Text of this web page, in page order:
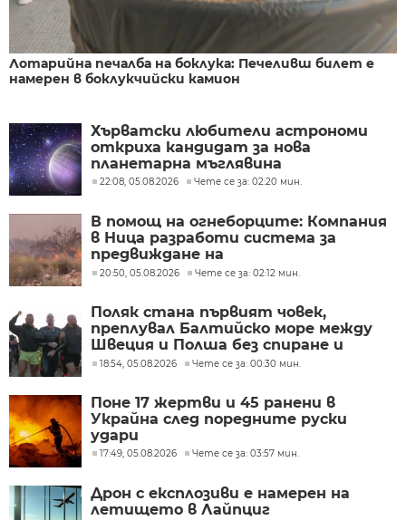
Лотарийна печалба на боклука: Печеливш билет е
намерен в боклукчийски камион
Хърватски любители астрономи
откриха кандидат за нова
планетарна мъглявина
22:08, 05.08.2026 Чете се за: 02:20 мин.
В помощ на огнеборците: Компания
в Ница разработи система за
предвиждане на
разпространението на пожари
20:50, 05.08.2026 Чете се за: 02:12 мин.
Поляк стана първият човек,
преплувал Балтийско море между
Швеция и Полша без спиране и
почивка
18:54, 05.08.2026 Чете се за: 00:30 мин.
Поне 17 жертви и 45 ранени в
Украйна след поредните руски
удари
17:49, 05.08.2026 Чете се за: 03:57 мин.
Дрон с експлозиви е намерен на
летището в Лайпциг